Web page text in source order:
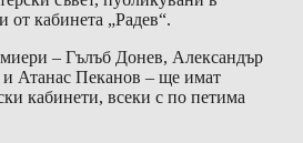
от кабинета „Радев“.
– Гълъб Донев, Александър
Атанас Пеканов – ще имат
кабинети, всеки с по петима